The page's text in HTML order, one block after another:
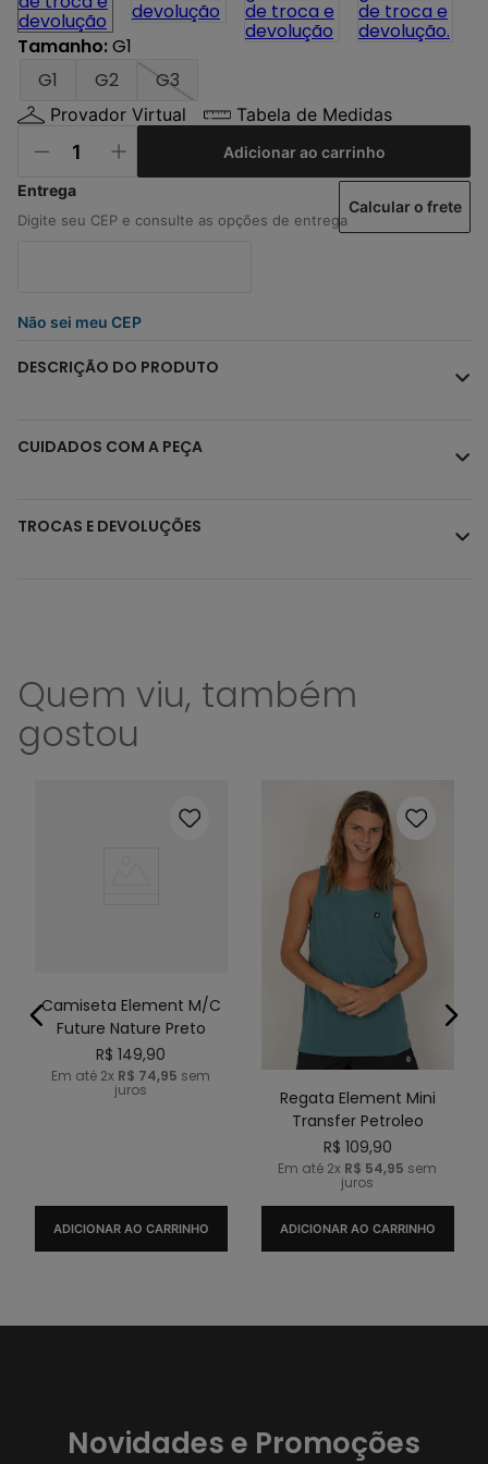
Tamanho:G1
G1
G2 G3
Provador Virtual Tabela de Medidas
Adicionar ao carrinho
Não sei meu CEP
Calcular o frete
DESCRIÇÃO DO PRODUTO
CUIDADOS COM A PEÇA
TROCAS E DEVOLUÇÕES
Quem viu, também
gostou
Camiseta Element M/C
Future Nature Preto
R$ 149,90
Em até 2x R$ 74,95 sem
juros
ADICIONAR AO CARRINHO
Regata Element Mini
Transfer Petroleo
R$ 109,90
Em até 2x R$ 54,95 sem
juros
ADICIONAR AO CARRINHO
Novidades e Promoções